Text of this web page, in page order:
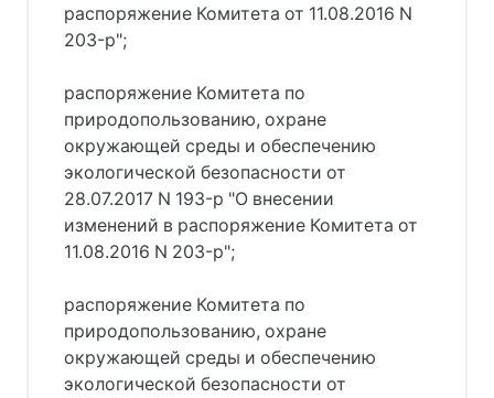
распоряжение Комитета от 11.08.2016 N
203-р";
распоряжение Комитета по
природопользованию, охране
окружающей среды и обеспечению
экологической безопасности от
28.07.2017 N 193-р "О внесении
изменений в распоряжение Комитета от
11.08.2016 N 203-р";
распоряжение Комитета по
природопользованию, охране
окружающей среды и обеспечению
экологической безопасности от